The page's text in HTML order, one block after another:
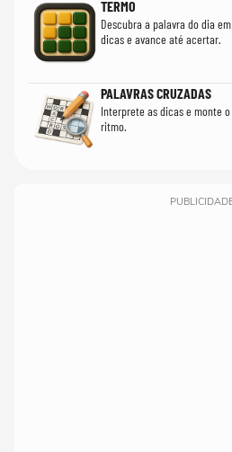
TERMO
Descubra a palavra do dia
dicas e avance até acertar.
PALAVRAS CRUZADAS
Interprete as dicas e monte
ritmo.